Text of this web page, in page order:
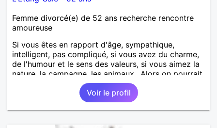
Femme divorcé(e) de 52 ans recherche rencontre
amoureuse
Si vous êtes en rapport d'âge, sympathique,
intelligent, pas compliqué, si vous avez du charme,
de l'humour et le sens des valeurs, si vous aimez la
nature, la campagne, les animaux.. Alors on pourrait
s'entendre, du coup n'hésitez pas à me contacter.
Voir le profil